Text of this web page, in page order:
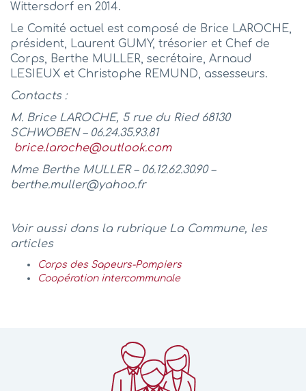
Wittersdorf en 2014.
Le Comité actuel est composé de Brice LAROCHE,
président, Laurent GUMY, trésorier et Chef de
Corps, Berthe MULLER, secrétaire, Arnaud
LESIEUX et Christophe REMUND, assesseurs.
Contacts :
M. Brice LAROCHE, 5 rue du Ried 68130
SCHWOBEN – 06.24.35.93.81
brice.laroche@outlook.com
Mme Berthe MULLER – 06.12.62.30.90 –
berthe.muller@yahoo.fr
Voir aussi dans la rubrique La Commune, les
articles
Corps des Sapeurs-Pompiers
Coopération intercommunale